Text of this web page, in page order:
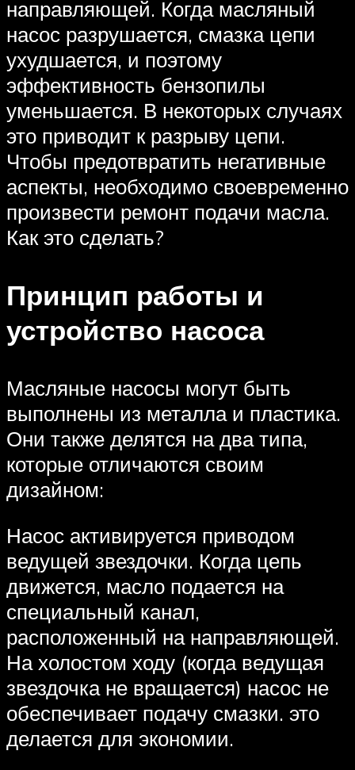
направляющей. Когда масляный
насос разрушается, смазка цепи
ухудшается, и поэтому
эффективность бензопилы
уменьшается. В некоторых случаях
это приводит к разрыву цепи.
Чтобы предотвратить негативные
аспекты, необходимо своевременно
произвести ремонт подачи масла.
Как это сделать?
Принцип работы и
устройство насоса
Масляные насосы могут быть
выполнены из металла и пластика.
Они также делятся на два типа,
которые отличаются своим
дизайном:
Насос активируется приводом
ведущей звездочки. Когда цепь
движется, масло подается на
специальный канал,
расположенный на направляющей.
На холостом ходу (когда ведущая
звездочка не вращается) насос не
обеспечивает подачу смазки. это
делается для экономии.